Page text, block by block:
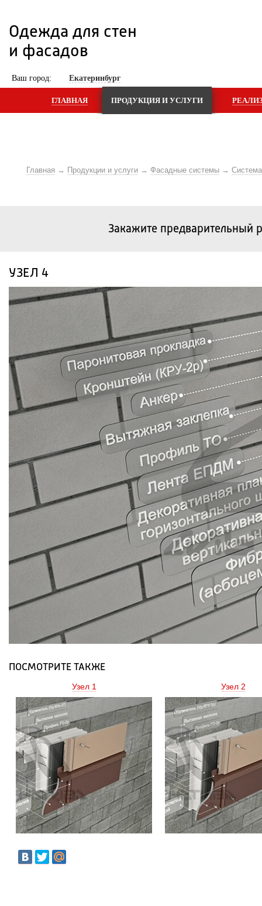
Одежда для стен
и фасадов
Ваш город: Екатеринбург
ГЛАВНАЯ ПРОДУКЦИЯ И УСЛУГИ
Главная Продукции и услуги Фасадные системы
Закажите предварительный
УЗЕЛ 4
ПОСМОТРИТЕ ТАКЖЕ
Узел 1 Узел 2